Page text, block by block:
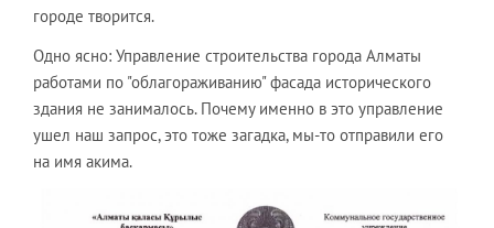
городе творится.
Одно ясно: Управление строительства города Алматы
работами по "облагораживанию" фасада исторического
здания не занималось. Почему именно в это управление
ушел наш запрос, это тоже загадка, мы-то отправили его
на имя акима.